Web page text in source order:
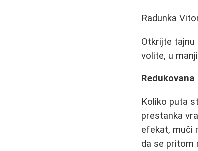
Radunka
Otkrijte tajnu
volite, u
Koliko puta
prestanka
efekat, muči
da se pritom